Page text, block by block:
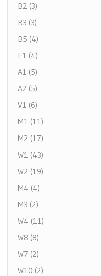
B2 (3)
B3 (3)
B5 (4)
F1 (4)
A1 (5)
A2 (5)
V1 (6)
M1 (11)
M2 (17)
W1 (43)
W2 (19)
M4 (4)
M3 (2)
W4 (11)
W8 (8)
W7 (2)
W10 (2)